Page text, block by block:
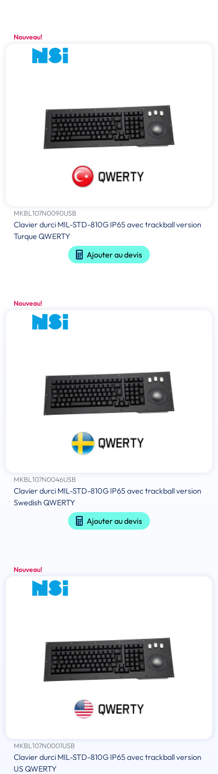
Nouveau!
MKBL107N0090USB
Clavier durci MIL-STD-810G IP65 avec trackball version
Turque QWERTY
Ajouter au devis
Nouveau!
MKBL107N0046USB
Clavier durci MIL-STD-810G IP65 avec trackball version
Swedish QWERTY
Ajouter au devis
Nouveau!
MKBL107N0001USB
Clavier durci MIL-STD-810G IP65 avec trackball version
US QWERTY